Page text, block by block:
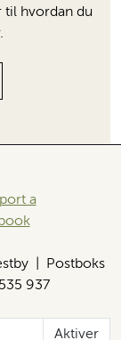
til hvordan du
a
| Postboks
937
Aktiver